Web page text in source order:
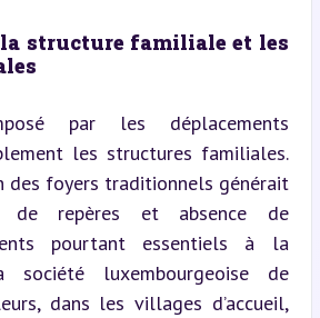
structure familiale et les
par les déplacements
les structures familiales.
des foyers traditionnels générait
de repères et absence de
pourtant essentiels à la
luxembourgeoise de
dans les villages d’accueil,